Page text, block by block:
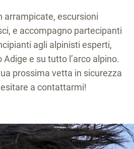
arrampicate, escursioni
e accompagno partecipanti
agli alpinisti esperti,
e su tutto l’arco alpino.
prossima vetta in sicurezza
a contattarmi!